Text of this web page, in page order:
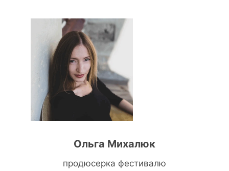
Ольга Михалюк
продюсерка фестивалю